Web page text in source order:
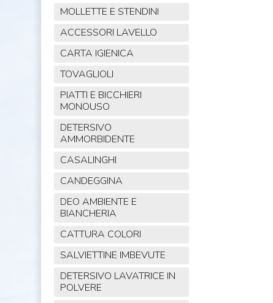
MOLLETTE E STENDINI
ACCESSORI LAVELLO
CARTA IGIENICA
TOVAGLIOLI
PIATTI E BICCHIERI
MONOUSO
DETERSIVO
AMMORBIDENTE
CASALINGHI
CANDEGGINA
DEO AMBIENTE E
BIANCHERIA
CATTURA COLORI
SALVIETTINE IMBEVUTE
DETERSIVO LAVATRICE IN
POLVERE